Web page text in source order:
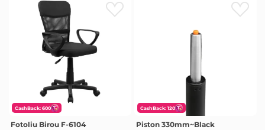
CashBack: 600
Fotoliu Birou F-6104
CashBack: 120
Piston 330mm~Black